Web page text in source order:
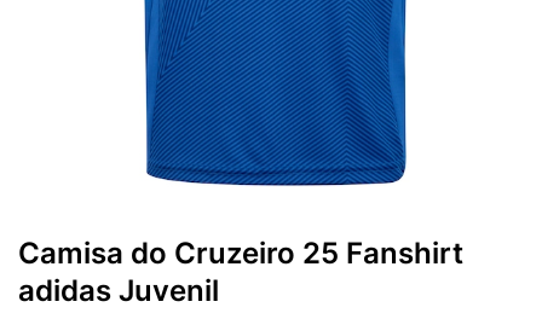
Camisa do Cruzeiro 25 Fanshirt
adidas Juvenil